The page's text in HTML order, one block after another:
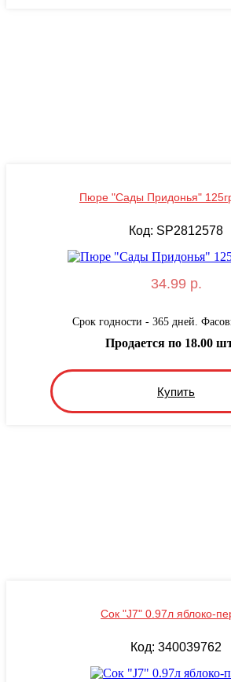
Пюре "Сады Придонья"
Код: SP2812578
34.99 р.
Срок годности - 365 дней.
Купить
Продается по 18.00
Сок "J7" 0.97л яблоко-
Код: 340039762